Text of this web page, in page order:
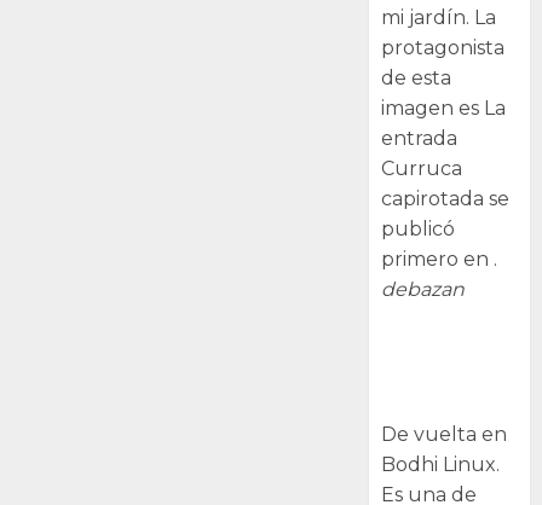
mi jardín. La
protagonista
de esta
imagen es La
entrada
Curruca
capirotada se
publicó
primero en .
debazan
De vuelta en
Bodhi Linux.
Es una de